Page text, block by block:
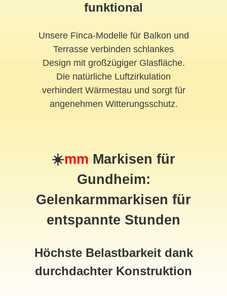
funktional
Unsere Finca-Modelle für Balkon und
Terrasse verbinden schlankes
Design mit großzügiger Glasfläche.
Die natürliche Luftzirkulation
verhindert Wärmestau und sorgt für
angenehmen Witterungsschutz.
☀️mm Markisen für
Gundheim:
Gelenkarmmarkisen für
entspannte Stunden
Höchste Belastbarkeit dank
durchdachter Konstruktion